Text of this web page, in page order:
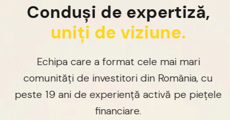
Conduși deexpertiză,
unițideviziune.
Echipa care a format cele mai mari
comunități de investitori din România, cu
peste 19 ani de experiență activă pe piețele
financiare.